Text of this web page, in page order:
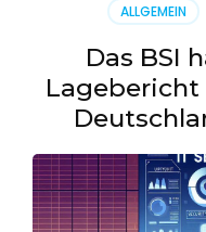
ALLGEMEIN
Das BSI
Lagebericht